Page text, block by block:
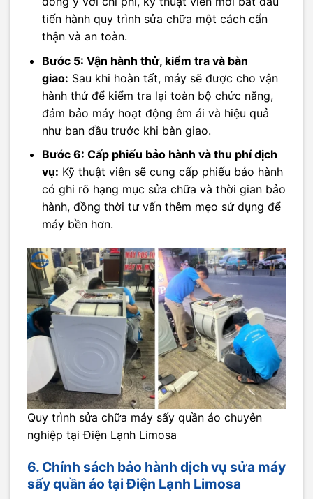
tiến hành quy trình sửa chữa một cách cẩn
thận và an toàn.
Bước 5: Vận hành thử, kiểm tra và bàn
giao: Sau khi hoàn tất, máy sẽ được cho vận
hành thử để kiểm tra lại toàn bộ chức năng,
đảm bảo máy hoạt động êm ái và hiệu quả
như ban đầu trước khi bàn giao.
Bước 6: Cấp phiếu bảo hành và thu phí dịch
vụ: Kỹ thuật viên sẽ cung cấp phiếu bảo hành
có ghi rõ hạng mục sửa chữa và thời gian bảo
hành, đồng thời tư vấn thêm mẹo sử dụng để
máy bền hơn.
Quy trình sửa chữa máy sấy quần áo chuyên
nghiệp tại Điện Lạnh Limosa
6. Chính sách bảo hành dịch vụ sửa máy
sấy quần áo tại Điện Lạnh Limosa